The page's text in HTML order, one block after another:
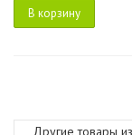
В корзину
Другие товары